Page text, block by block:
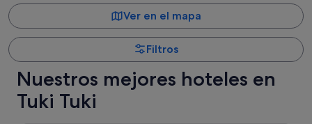
Ver en el mapa
Filtros
Nuestros mejores hoteles en
Tuki Tuki